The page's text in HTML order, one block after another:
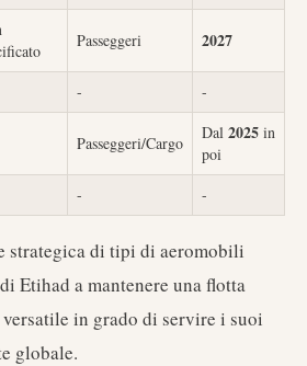
Passeggeri 2027
-
-
Passeggeri/Cargo
Dal 2025 in
poi
- -
strategica di tipi di aeromobili
Etihad a mantenere una flotta
in grado di servire i suoi
globale.